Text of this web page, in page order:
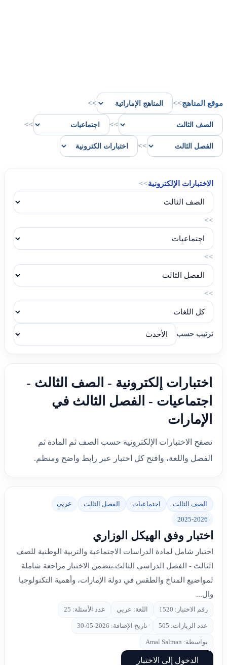
موقع المناهج>>
>>
>>
>>
>>
الاختبارات الإلكترونية>>
>>
>>
>>
ترتيب حسب
اختبارات إلكترونية - الصف الثالث -
اجتماعيات - الفصل الثالث في
الإمارات
تصفح الاختبارات الإلكترونية حسب الصف ثم المادة ثم
الفصل واللغة، وافتح كل اختبار عبر رابط واضح ومنظم.
الصف الثالث اجتماعيات الفصل الثالث عربي
2025-2026
اختبار وفق الهيكل الوزاري
اختبار شامل لمادة الدراسات الاجتماعية والتربية الوطنية للصف
الثالث - الفصل الدراسي الثالث.يتضمن الاختبار مراجعة شاملة
لمواضيع المناخ والطقس في دولة الإمارات، وأهمية التكنولوجيا
وال...
رقم الاختبار: 1520 اللغة: عربي عدد الأسئلة: 25
عدد الزيارات: 505 تاريخ الإضافة: 2026-05-30
بواسطة: Amal Salman
الدخول إلى الاختبار